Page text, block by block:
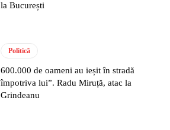
la București
Politică
600.000 de oameni au ieșit în stradă
împotriva lui”. Radu Miruță, atac la
Grindeanu